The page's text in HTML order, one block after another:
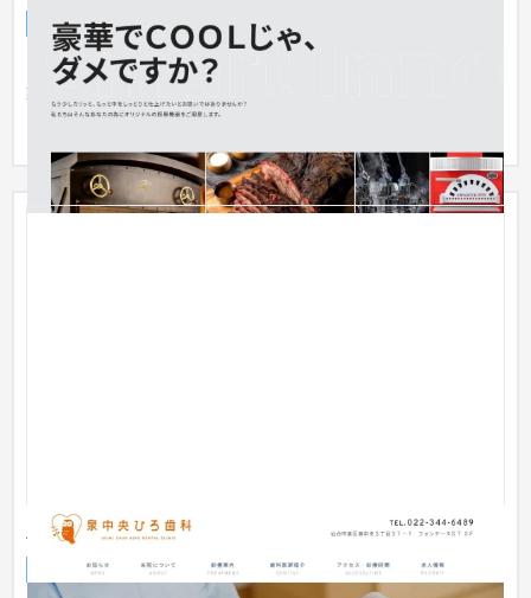
ブランドサイト 飲食店・レストラン
スマート・イノベィションズ様（オリジナル厨房機器の企画・
製造・開発）のコーポレートサイトを制作。既製品では実現し
にくい「...
泉中央ひろ歯科
ブランドサイト 歯科医院